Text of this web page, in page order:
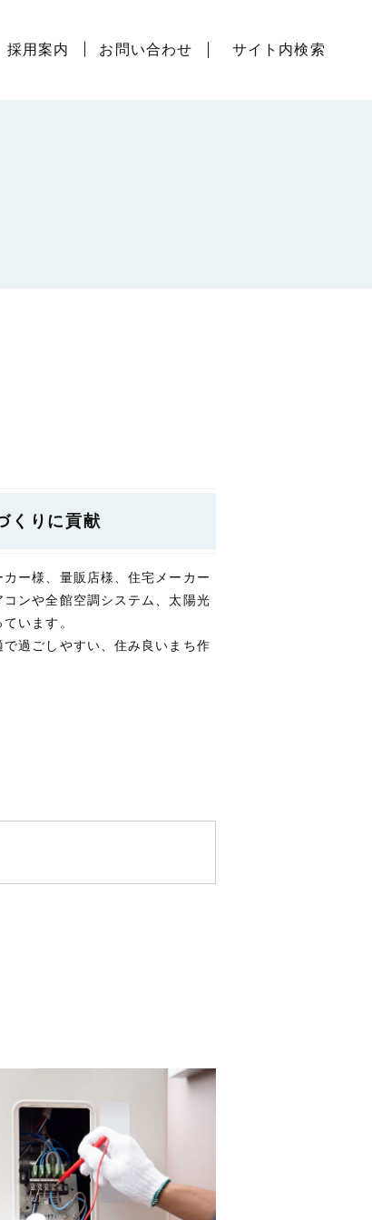
採用案内 お問い合わせ サイト内検索
くりに貢献
ー様、量販店様、住宅メーカー
ンや全館空調システム、太陽光
います。
過ごしやすい、住み良いまち作